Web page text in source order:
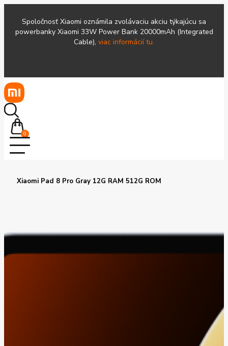
Spoločnosť Xiaomi oznámila zvolávaciu akciu týkajúcu sa
powerbanky Xiaomi 33W Power Bank 20000mAh (Integrated
Cable), viac informácií tu.
0
Xiaomi Pad 8 Pro Gray 12G RAM 512G ROM